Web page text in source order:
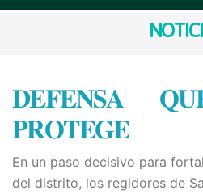
𝐃𝐄𝐅𝐄𝐍𝐒𝐀
𝐏𝐑𝐎𝐓𝐄𝐆𝐄
En un paso decisivo para
del distrito, los regidores de